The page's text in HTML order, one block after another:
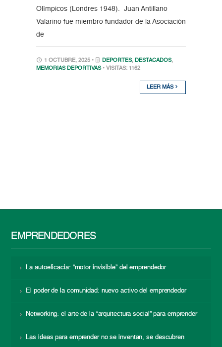
Olímpicos (Londres 1948). Juan Antillano
Valarino fue miembro fundador de la Asociación
de
1 OCTUBRE, 2025 • DEPORTES, DESTACADOS,
MEMORIAS DEPORTIVAS • VISITAS: 1162
LEER MÁS
EMPRENDEDORES
La autoeficacia: “motor invisible” del emprendedor
El poder de la comunidad: nuevo activo del emprendedor
Networking: el arte de la “arquitectura social” para emprender
Las ideas para emprender no se inventan, se descubren